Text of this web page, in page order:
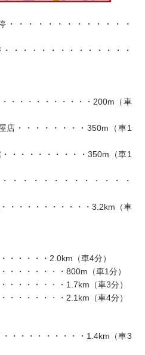
・・・・・・・・・・・・・
・・・・・・・・・・・・・
・・・・・・・・・・200m（車
店・・・・・・・・350m（車1
・・・・・・・・・350m（車1
・・・・・・・・・・・・・
・・・・・・・・・・3.2km（車
・・・・・2.0km（車4分）
・・・・・・・800m（車1分）
・・・・・・・1.7km（車3分）
・・・・・・・2.1km（車4分）
・・・・・・・・・1.4km（車3